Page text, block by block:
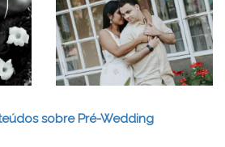
sobre Pré-Wedding